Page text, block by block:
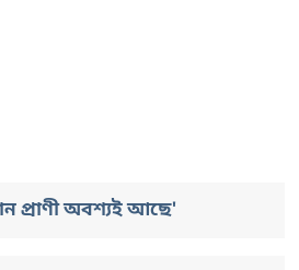
প্রাণী অবশ্যই আছে'